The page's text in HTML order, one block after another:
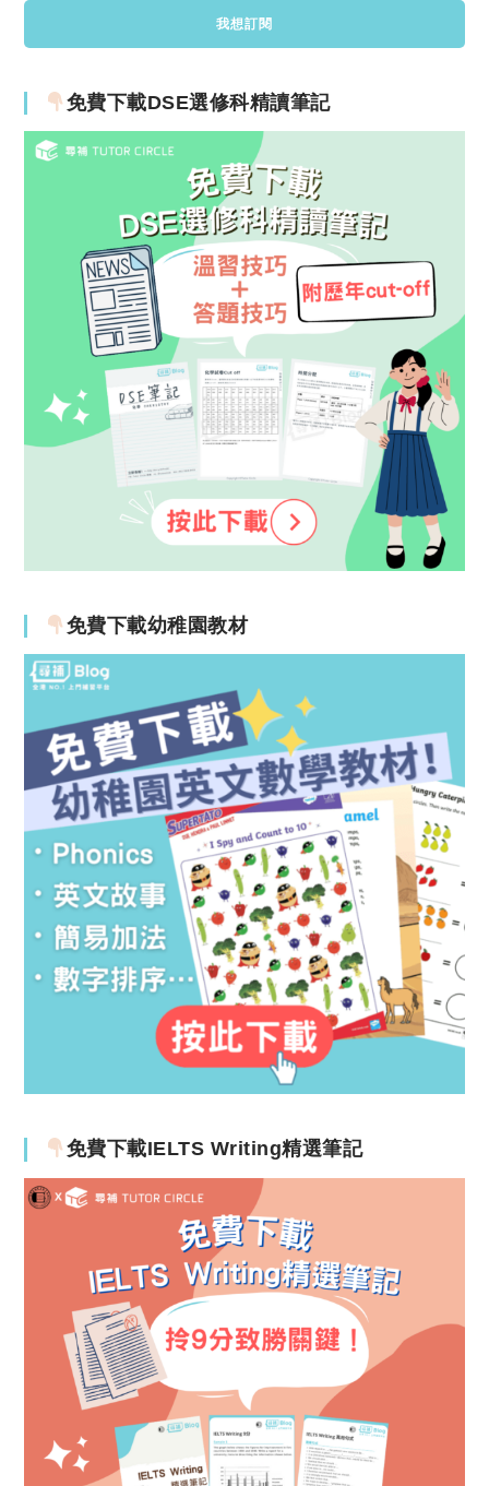
免費下載DSE選修科精讀筆記
免費下載幼稚園教材
免費下載IELTS Writing精選筆記